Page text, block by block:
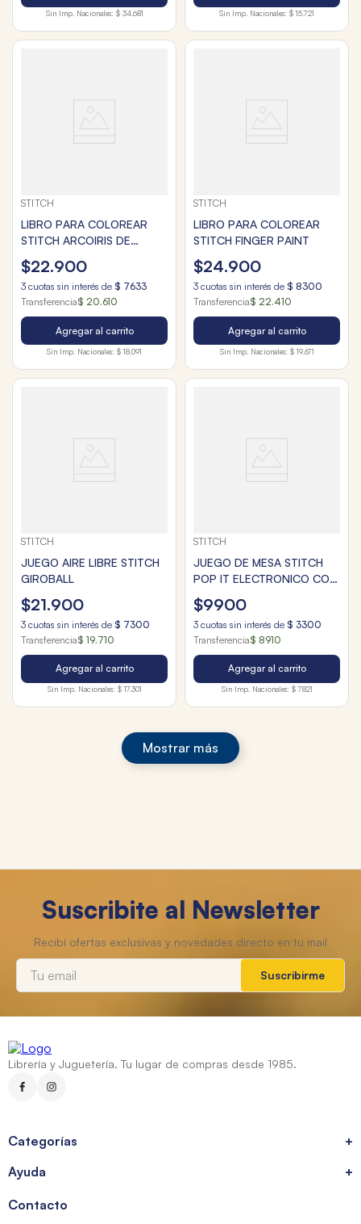
Sin Imp. Nacionales: $ 34.681 Sin Imp. Nacionales: $ 15.721
STITCH
LIBRO PARA COLOREAR
STITCH ARCOIRIS DE
COLOR
$22.900
3 cuotas sin interés de $ 7633
Transferencia$ 20.610
Agregar al carrito
Sin Imp. Nacionales: $ 18.091
STITCH
LIBRO PARA COLOREAR
STITCH FINGER PAINT
$24.900
3 cuotas sin interés de $ 8300
Transferencia$ 22.410
Agregar al carrito
Sin Imp. Nacionales: $ 19.671
STITCH
JUEGO AIRE LIBRE STITCH
GIROBALL
$21.900
3 cuotas sin interés de $ 7300
Transferencia$ 19.710
Agregar al carrito
Sin Imp. Nacionales: $ 17.301
STITCH
JUEGO DE MESA STITCH
POP IT ELECTRONICO CON
CONTADOR
$9900
3 cuotas sin interés de $ 3300
Transferencia$ 8910
Agregar al carrito
Sin Imp. Nacionales: $ 7821
Mostrar más
Suscribite al Newsletter
Suscribirme
Librería y Juguetería. Tu lugar de compras desde 1985.
Categorías
+
Ayuda
+
Contacto